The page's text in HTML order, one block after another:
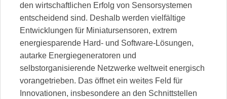
den wirtschaftlichen Erfolg von Sensorsystemen
entscheidend sind. Deshalb werden vielfältige
Entwicklungen für Miniatursensoren, extrem
energiesparende Hard- und Software-Lösungen,
autarke Energiegeneratoren und
selbstorganisierende Netzwerke weltweit energisch
vorangetrieben. Das öffnet ein weites Feld für
Innovationen, insbesondere an den Schnittstellen